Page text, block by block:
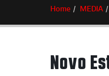
Home MEDIA
Novo